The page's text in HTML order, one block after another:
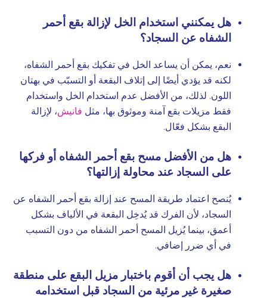
هل يمكنني استخدام الخل لإزالة بقع أحمر
الشفاه عن السجاد؟
نعم، يمكن أن يساعد الخل في تفكيك بقع أحمر الشفاه،
لكنه قد يؤدي أيضًا إلى إتلاف البقعة أو التسبّب في بهتان
اللون. لذلك، من الأفضل عدم استخدام الخل واستخدام
فقط مزيلات بقع آمنة وموثوق بها، مثل فانيش، لإزالة
البقع بشكل فعّال.
هل من الأفضل مسح بقع أحمر الشفاه أو فركها
على السجاد عند محاولة إزالتها؟
يُنصح اعتماد طريقة المسح عند إزالة بقع أحمر الشفاه عن
السجاد، لأن الفرك قد يُدخِل البقعة في الألياف بشكل
أعمق، بينما يُزيل المسح أحمر الشفاه من دون التسبب
في أي ضرر إضافي.
هل يجب أن أقوم باختبار مزيل البقع على منطقة
صغيرة غير مرئية من السجاد قبل استخدامه